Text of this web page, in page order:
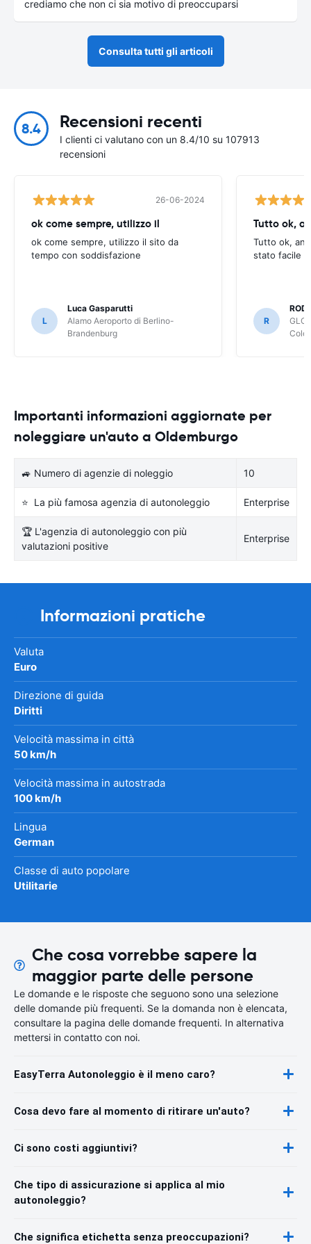
crediamo che non ci sia motivo di preoccuparsi
Consulta tutti gli articoli
8.4 Recensioni recenti
I clienti ci valutano con un 8.4/10 su 107913
recensioni
26-06-2024
ok come sempre, utilizzo il
ok come sempre, utilizzo il sito da
tempo con soddisfazione
L
Luca Gasparutti
Alamo Aeroporto di Berlino-
Brandenburg
Tutto ok,
Tutto ok,
stato facile
R
Importanti informazioni aggiornate per
noleggiare un'auto a Oldemburgo
🚙 Numero di agenzie di noleggio 10
⭐ La più famosa agenzia di autonoleggio Enterprise
🏆 L'agenzia di autonoleggio con più
valutazioni positive
Enterprise
Informazioni pratiche
Valuta
Euro
Direzione di guida
Diritti
Velocità massima in città
50 km/h
Velocità massima in autostrada
100 km/h
Lingua
German
Classe di auto popolare
Utilitarie
Che cosa vorrebbe sapere la
maggior parte delle persone
Le domande e le risposte che seguono sono una selezione
delle domande più frequenti. Se la domanda non è elencata,
consultare la pagina delle domande frequenti. In alternativa
mettersi in contatto con noi.
EasyTerra Autonoleggio è il meno caro?
Cosa devo fare al momento di ritirare un'auto?
Ci sono costi aggiuntivi?
Che tipo di assicurazione si applica al mio
autonoleggio?
Che significa etichetta senza preoccupazioni?